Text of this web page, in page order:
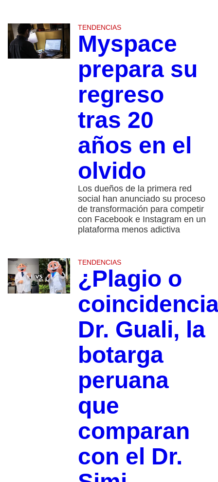
TENDENCIAS
Myspace
prepara su
regreso
tras 20
años en el
olvido
Los dueños de la primera red
social han anunciado su proceso
de transformación para competir
con Facebook e Instagram en un
plataforma menos adictiva
TENDENCIAS
¿Plagio o
Dr. Guali, la
botarga
peruana
que
comparan
con el Dr.